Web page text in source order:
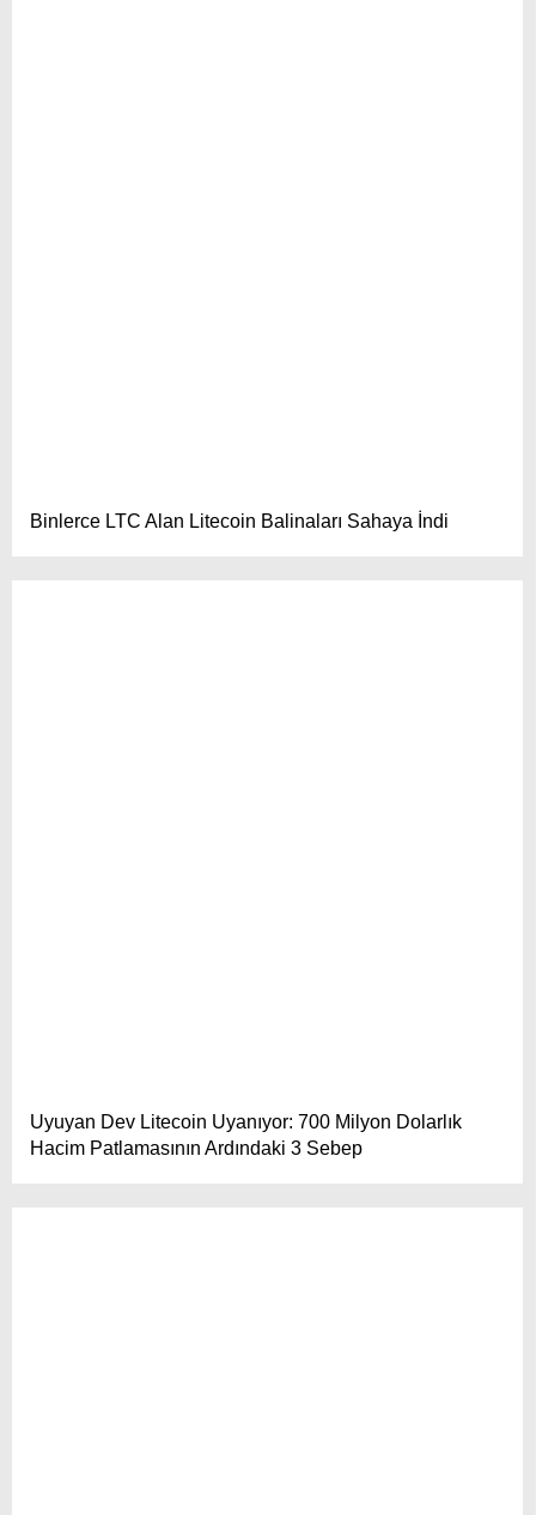
Binlerce LTC Alan Litecoin Balinaları Sahaya İndi
Uyuyan Dev Litecoin Uyanıyor: 700 Milyon Dolarlık
Hacim Patlamasının Ardındaki 3 Sebep